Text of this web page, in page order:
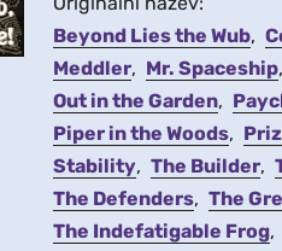
Beyond Lies the Wub
Meddler
Mr. Spaceship
Out in the Garden
Piper in the Woods
Stability
The Builder
The Defenders
The
The Indefatigable Frog